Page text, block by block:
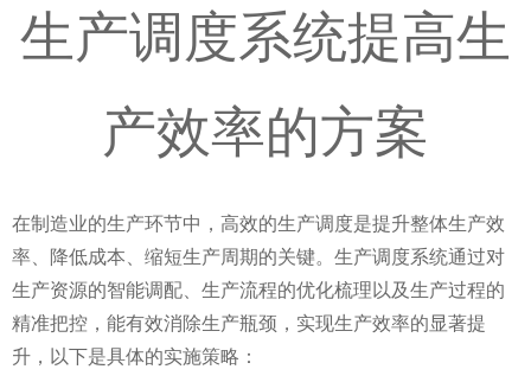
生产调度系统提高生
产效率的方案
在制造业的生产环节中，高效的生产调度是提升整体生产效
率、降低成本、缩短生产周期的关键。生产调度系统通过对
生产资源的智能调配、生产流程的优化梳理以及生产过程的
精准把控，能有效消除生产瓶颈，实现生产效率的显著提
升，以下是具体的实施策略：